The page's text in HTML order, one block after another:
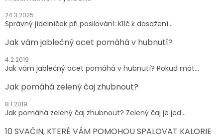
24.3.2025
Správný jídelníček při posilování: Klíč k dosažení...
Jak vám jablečný ocet pomáhá v hubnutí?
4.2.2019
Jak vám jablečný ocet pomáhá v hubnutí? Pokud mát...
Jak pomáhá zelený čaj zhubnout?
8.1.2019
Jak pomáhá zelený čaj zhubnout? Zelený čaj je jed...
10 SVAČIN, KTERÉ VÁM POMOHOU SPALOVAT KALORIE